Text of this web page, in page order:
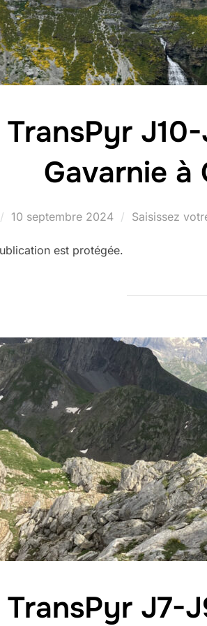
Gavarnie à
Publié
10 septembre 2024 Saisissez
est protégée.
J7-